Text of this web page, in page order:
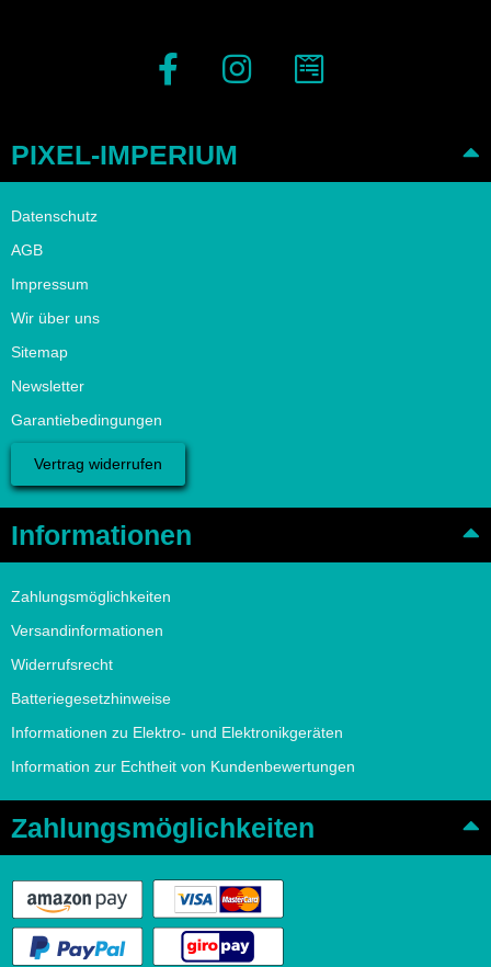
PIXEL-IMPERIUM
Datenschutz
AGB
Impressum
Wir über uns
Sitemap
Newsletter
Garantiebedingungen
Vertrag widerrufen
Informationen
Zahlungsmöglichkeiten
Versandinformationen
Widerrufsrecht
Batteriegesetzhinweise
Informationen zu Elektro- und Elektronikgeräten
Information zur Echtheit von Kundenbewertungen
Zahlungsmöglichkeiten